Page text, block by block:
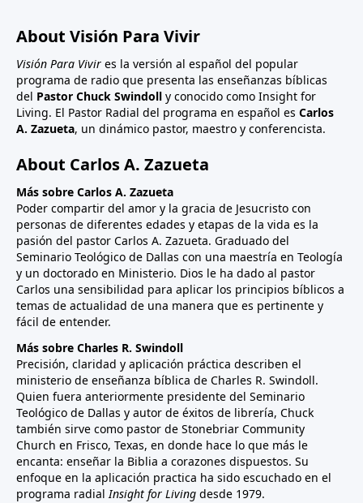
About Visión Para Vivir
Visión Para Vivir es la versión al español del popular
programa de radio que presenta las enseñanzas bíblicas
del Pastor Chuck Swindoll y conocido como Insight for
Living. El Pastor Radial del programa en español es Carlos
A. Zazueta, un dinámico pastor, maestro y conferencista.
About Carlos A. Zazueta
Más sobre Carlos A. Zazueta
Poder compartir del amor y la gracia de Jesucristo con
personas de diferentes edades y etapas de la vida es la
pasión del pastor Carlos A. Zazueta. Graduado del
Seminario Teológico de Dallas con una maestría en Teología
y un doctorado en Ministerio. Dios le ha dado al pastor
Carlos una sensibilidad para aplicar los principios bíblicos a
temas de actualidad de una manera que es pertinente y
fácil de entender.
Más sobre Charles R. Swindoll
Precisión, claridad y aplicación práctica describen el
ministerio de enseñanza bíblica de Charles R. Swindoll.
Quien fuera anteriormente presidente del Seminario
Teológico de Dallas y autor de éxitos de librería, Chuck
también sirve como pastor de Stonebriar Community
Church en Frisco, Texas, en donde hace lo que más le
encanta: enseñar la Biblia a corazones dispuestos. Su
enfoque en la aplicación practica ha sido escuchado en el
programa radialInsight for Living desde 1979.